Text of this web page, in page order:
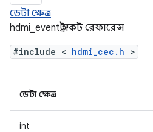
ডেটা ক্ষেত্র
hdmi_event স্ট্রাকট রেফারেন্স
#include < hdmi_cec.h >
ডেটা ক্ষেত্র
int